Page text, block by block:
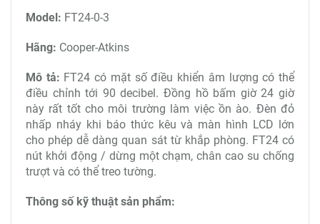
Model: FT24-0-3
Hãng: Cooper-Atkins
Mô tả: FT24 có mặt số điều khiển âm lượng có thể
điều chỉnh tới 90 decibel. Đồng hồ bấm giờ 24 giờ
này rất tốt cho môi trường làm việc ồn ào. Đèn đỏ
nhấp nháy khi báo thức kêu và màn hình LCD lớn
cho phép dễ dàng quan sát từ khắp phòng. FT24 có
nút khởi động / dừng một chạm, chân cao su chống
trượt và có thể treo tường.
Thông số kỹ thuật sản phẩm: